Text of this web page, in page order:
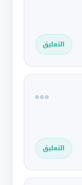
التعليق
التعليق